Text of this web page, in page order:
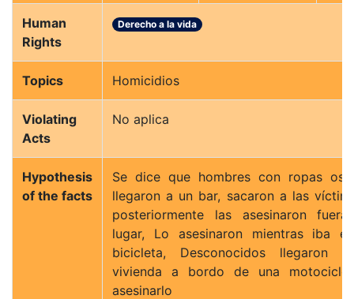
Human
Rights
Derecho a la vida
Topics Homicidios
Violating
Acts
No aplica
Hypothesis
of the facts
Se dice que hombres con ropas
llegaron a un bar, sacaron a las
posteriormente las asesinaron
lugar, Lo asesinaron mientras iba
bicicleta, Desconocidos llegaron
vivienda a bordo de una
asesinarlo